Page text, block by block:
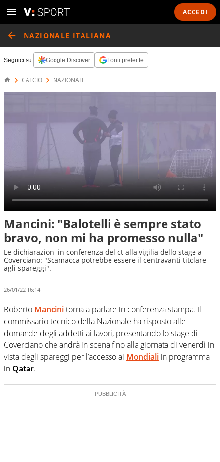
ACCEDI
NAZIONALE ITALIANA
Seguici su: Google Discover Fonti preferite
CALCIO NAZIONALE
Mancini: "Balotelli è sempre stato
bravo, non mi ha promesso nulla"
Le dichiarazioni in conferenza del ct alla vigilia dello stage a
Coverciano: "Scamacca potrebbe essere il centravanti titolare
agli spareggi".
26/01/22 16:14
Roberto Mancinitorna a parlare in conferenza stampa. Il
commissario tecnico della Nazionale ha risposto alle
domande degli addetti ai lavori, presentando lo stage di
Coverciano che andrà in scena fino alla giornata di venerdì in
vista degli spareggi per l’accesso ai Mondiali in programma
in Qatar.